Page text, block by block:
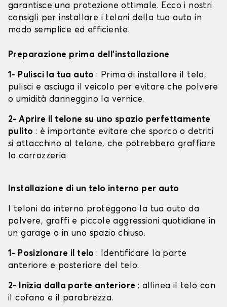
garantisce una protezione ottimale. Ecco i nostri
consigli per installare i teloni della tua auto in
modo semplice ed efficiente.
Preparazione prima dell'installazione
1- Pulisci la tua auto: Prima di installare il telo,
pulisci e asciuga il veicolo per evitare che polvere
o umidità danneggino la vernice.
2- Aprire il telone su uno spazio perfettamente
pulito : è importante evitare che sporco o detriti
si attacchino al telone, che potrebbero graffiare
la carrozzeria
Installazione di un telo interno per auto
I teloni da interno proteggono la tua auto da
polvere, graffi e piccole aggressioni quotidiane in
un garage o in uno spazio chiuso.
1- Posizionare il telo: Identificare la parte
anteriore e posteriore del telo.
2- Inizia dalla parte anteriore : allinea il telo con
il cofano e il parabrezza.